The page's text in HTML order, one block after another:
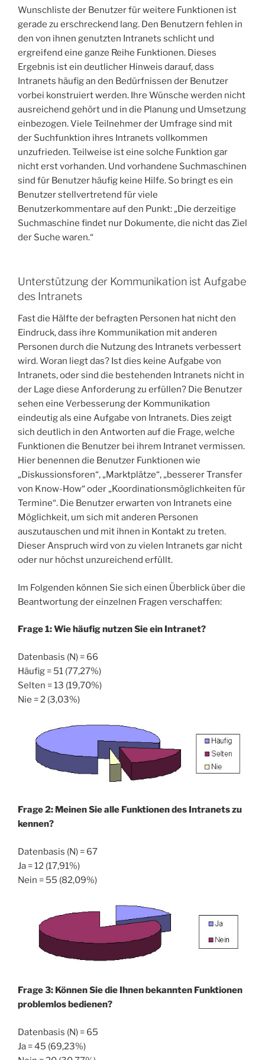
Wunschliste der Benutzer für weitere Funktionen ist
gerade zu erschreckend lang. Den Benutzern fehlen in
den von ihnen genutzten Intranets schlicht und
ergreifend eine ganze Reihe Funktionen. Dieses
Ergebnis ist ein deutlicher Hinweis darauf, dass
Intranets häufig an den Bedürfnissen der Benutzer
vorbei konstruiert werden. Ihre Wünsche werden nicht
ausreichend gehört und in die Planung und Umsetzung
einbezogen. Viele Teilnehmer der Umfrage sind mit
der Suchfunktion ihres Intranets vollkommen
unzufrieden. Teilweise ist eine solche Funktion gar
nicht erst vorhanden. Und vorhandene Suchmaschinen
sind für Benutzer häufig keine Hilfe. So bringt es ein
Benutzer stellvertretend für viele
Benutzerkommentare auf den Punkt: „Die derzeitige
Suchmaschine findet nur Dokumente, die nicht das Ziel
der Suche waren.“
Unterstützung der Kommunikation ist Aufgabe
des Intranets
Fast die Hälfte der befragten Personen hat nicht den
Eindruck, dass ihre Kommunikation mit anderen
Personen durch die Nutzung des Intranets verbessert
wird. Woran liegt das? Ist dies keine Aufgabe von
Intranets, oder sind die bestehenden Intranets nicht in
der Lage diese Anforderung zu erfüllen? Die Benutzer
sehen eine Verbesserung der Kommunikation
eindeutig als eine Aufgabe von Intranets. Dies zeigt
sich deutlich in den Antworten auf die Frage, welche
Funktionen die Benutzer bei ihrem Intranet vermissen.
Hier benennen die Benutzer Funktionen wie
„Diskussionsforen“, „Marktplätze“, „besserer Transfer
von Know-How“ oder „Koordinationsmöglichkeiten für
Termine“. Die Benutzer erwarten von Intranets eine
Möglichkeit, um sich mit anderen Personen
auszutauschen und mit ihnen in Kontakt zu treten.
Dieser Anspruch wird von zu vielen Intranets gar nicht
oder nur höchst unzureichend erfüllt.
Im Folgenden können Sie sich einen Überblick über die
Beantwortung der einzelnen Fragen verschaffen:
Frage 1: Wie häufig nutzen Sie ein Intranet?
Datenbasis (N) = 66
Häufig = 51 (77,27%)
Selten = 13 (19,70%)
Nie = 2 (3,03%)
Frage 2: Meinen Sie alle Funktionen des Intranets zu
kennen?
Datenbasis (N) = 67
Ja = 12 (17,91%)
Nein = 55 (82,09%)
Frage 3: Können Sie die Ihnen bekannten Funktionen
problemlos bedienen?
Datenbasis (N) = 65
Ja = 45 (69,23%)